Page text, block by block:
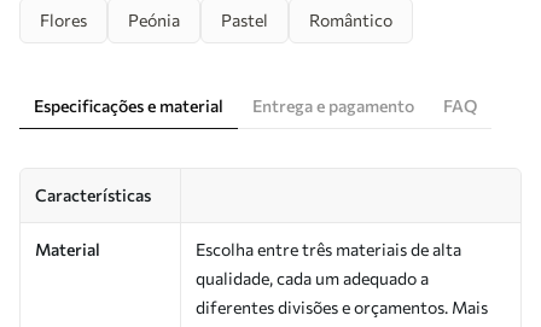
Flores Peónia Pastel Romântico
Especificações e material Entrega e pagamento FAQ
Características
Material
Escolha entre três materiais de alta
qualidade, cada um adequado a
diferentes divisões e orçamentos. Mais